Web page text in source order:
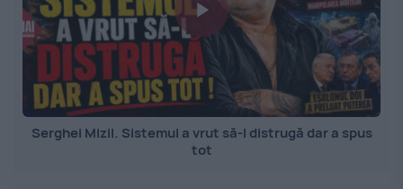
Serghei Mizil. Sistemul a vrut să-l distrugă dar a spus
tot